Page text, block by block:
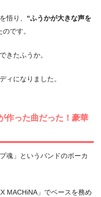
悟り、 “ふうかが大きな声を
です。
きたふうか。
ィになりました。
作った曲だった！豪華
魂」というバンドのボーカ
MACHiNA」でベースを務め